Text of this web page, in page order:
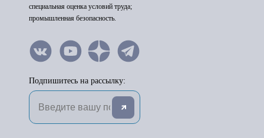
специальная оценка условий труда;
промышленная безопасность.
Подпишитесь на рассылку: